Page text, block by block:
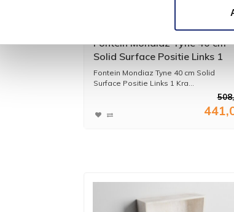
Fontein Mondiaz Tyne 40 cm
Solid Surface Positie Links 1
Kraangat Urban
Fontein Mondiaz Tyne 40 cm Solid
Surface Positie Links 1 Kra...